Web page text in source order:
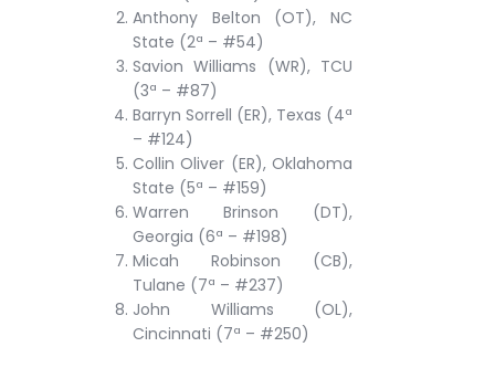
Anthony Belton (OT), NC
State (2ª – #54)
Savion Williams (WR), TCU
(3ª – #87)
Barryn Sorrell (ER), Texas (4ª
– #124)
Collin Oliver (ER), Oklahoma
State (5ª – #159)
Warren Brinson (DT),
Georgia (6ª – #198)
Micah Robinson (CB),
Tulane (7ª – #237)
John Williams (OL),
Cincinnati (7ª – #250)